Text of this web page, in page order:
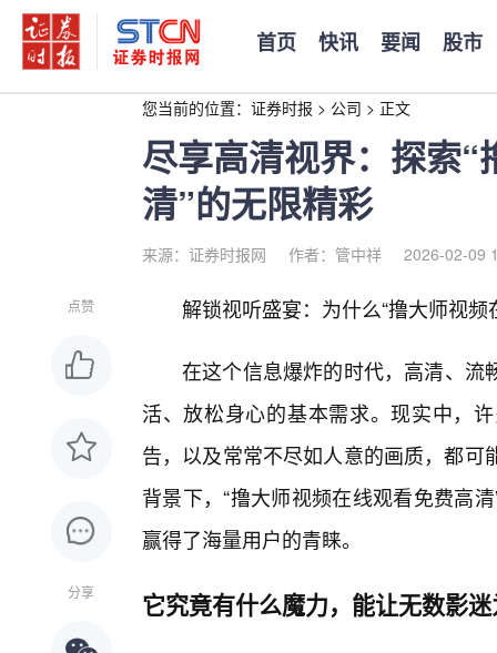
首页 快讯 要闻 股市
您当前的位置： 证券时报 > 公司 > 正文
尽享高清视界：探索
清”的无限精彩
来源：证券时报网 作者：管中祥 2026-02-09
点赞
分享
解锁视听盛宴：为什么“撸大师视
在这个信息爆炸的时代，高清、流
活、放松身心的基本需求。现实中，
告，以及常常不尽如人意的画质，都
背景下，“撸大师视频在线观看免费高
赢得了海量用户的青睐。
它究竟有什么魔力，能让无数影